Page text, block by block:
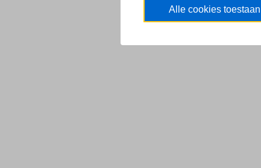
Alle cookies toestaan